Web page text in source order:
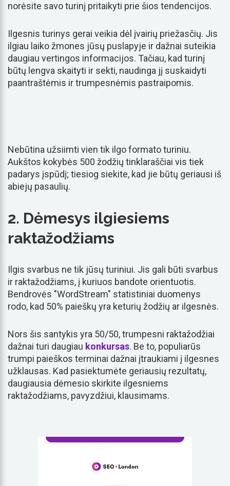
norėsite savo turinį pritaikyti prie šios tendencijos.
Ilgesnis turinys gerai veikia dėl įvairių priežasčių. Jis
ilgiau laiko žmones jūsų puslapyje ir dažnai suteikia
daugiau vertingos informacijos. Tačiau, kad turinį
būtų lengva skaityti ir sekti, naudinga jį suskaidyti
paantraštėmis ir trumpesnėmis pastraipomis.
Nebūtina užsiimti vien tik ilgo formato turiniu.
Aukštos kokybės 500 žodžių tinklaraščiai vis tiek
padarys įspūdį; tiesiog siekite, kad jie būtų geriausi iš
abiejų pasaulių.
2. Dėmesys ilgiesiems
raktažodžiams
Ilgis svarbus ne tik jūsų turiniui. Jis gali būti svarbus
ir raktažodžiams, į kuriuos bandote orientuotis.
Bendrovės "WordStream" statistiniai duomenys
rodo, kad 50% paieškų yra keturių žodžių ar ilgesnės.
Nors šis santykis yra 50/50, trumpesni raktažodžiai
dažnai turi daugiau konkursas. Be to, populiarūs
trumpi paieškos terminai dažnai įtraukiami į ilgesnes
užklausas. Kad pasiektumėte geriausių rezultatų,
daugiausia dėmesio skirkite ilgesniems
raktažodžiams, pavyzdžiui, klausimams.